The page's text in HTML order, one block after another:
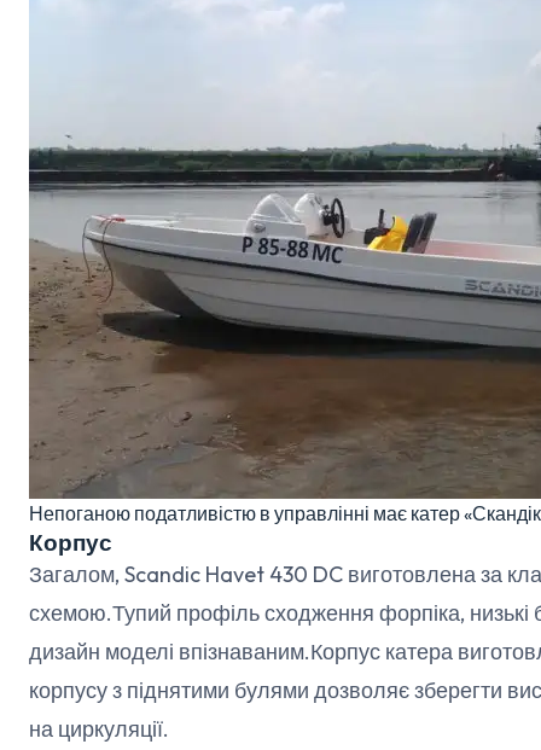
Непоганою податливістю в управлінні має катер
Корпус
Загалом, Scandic Havet 430 DC виготовлена за
схемою.Тупий профіль сходження форпіка, низькі
дизайн моделі впізнаваним.Корпус катера
корпусу з піднятими булями дозволяє зберегти
на циркуляції.